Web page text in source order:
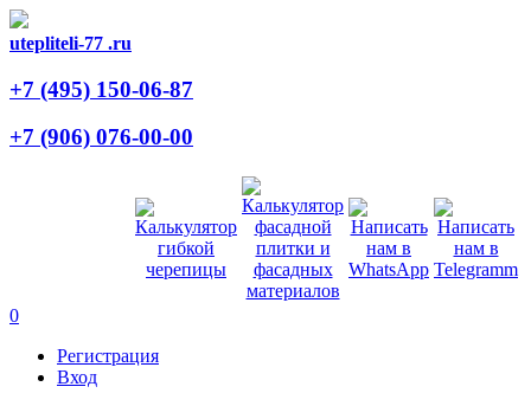
utepliteli-77 .ru
+7 (495) 150-06-87
+7 (906) 076-00-00
0
Регистрация
Вход